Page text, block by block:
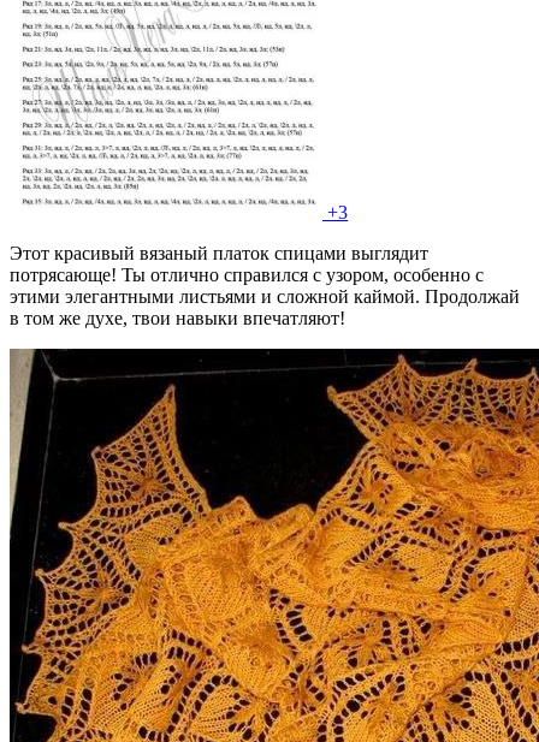
+3
Этот красивый вязаный платок спицами выглядит
потрясающе! Ты отлично справился с узором, особенно с
этими элегантными листьями и сложной каймой. Продолжай
в том же духе, твои навыки впечатляют!